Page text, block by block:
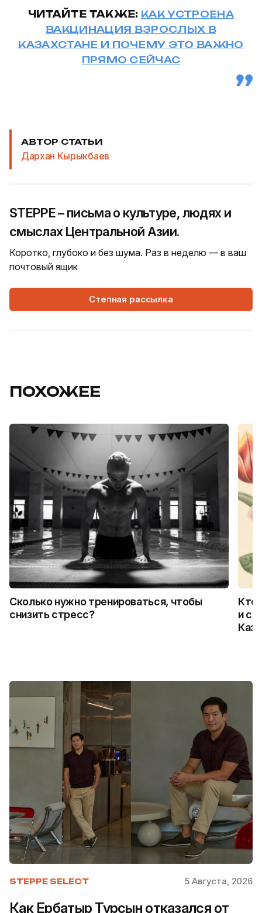
ЧИТАЙТЕ ТАКЖЕ: КАК УСТРОЕНА
ВАКЦИНАЦИЯ ВЗРОСЛЫХ В
КАЗАХСТАНЕ И ПОЧЕМУ ЭТО ВАЖНО
ПРЯМО СЕЙЧАС
АВТОР СТАТЬИ
Дархан Кырыкбаев
STEPPE – письма о культуре, людях и
смыслах Центральной Азии.
Коротко, глубоко и без шума. Раз в неделю — в ваш
почтовый ящик
Степная рассылка
ПОХОЖЕЕ
Сколько нужно тренироваться, чтобы
снизить стресс?
Кто
и
STEPPE SELECT 5 Августа, 2026
Как Ербатыр Турсын отказался от